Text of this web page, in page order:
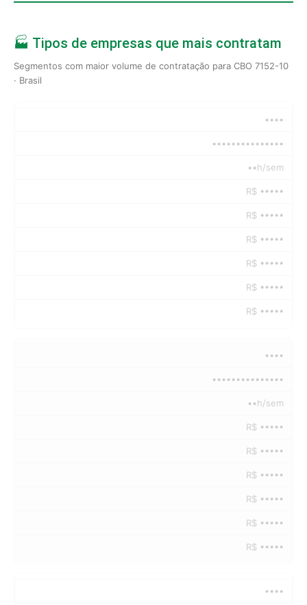
🏭 Tipos de empresas que mais contratam
Segmentos com maior volume de contratação para CBO 7152-10
· Brasil
••••
•••••••••••••••
••h/sem
R$ •••••
R$ •••••
R$ •••••
R$ •••••
R$ •••••
R$ •••••
••••
•••••••••••••••
••h/sem
R$ •••••
R$ •••••
R$ •••••
R$ •••••
R$ •••••
R$ •••••
••••